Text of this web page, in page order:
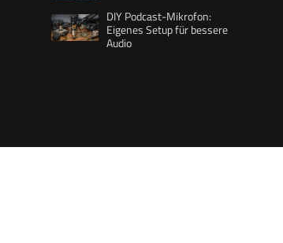
DIY Podcast-Mikrofon:
Eigenes Setup für bessere
Audio